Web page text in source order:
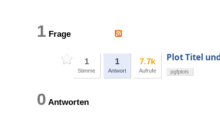
1 Frage
1
Stimme
1
Antwort
7.7k
Aufrufe
Plot Titel
pgfplots
0 Antworten